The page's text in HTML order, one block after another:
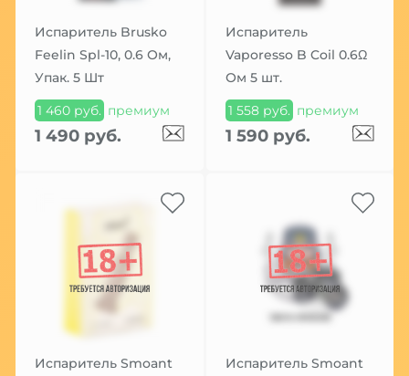
Испаритель Brusko
Feelin Spl-10, 0.6 Ом,
Упак. 5 Шт
1 460 руб. премиум
1 490 руб.
Испаритель
Vaporesso B Coil 0.6Ω
Ом 5 шт.
1 558 руб. премиум
1 590 руб.
Испаритель Smoant
Испаритель Smoant